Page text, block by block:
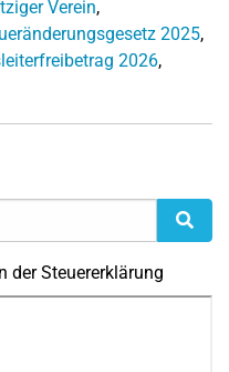
Verein,
2025,
2026,
der Steuererklärung